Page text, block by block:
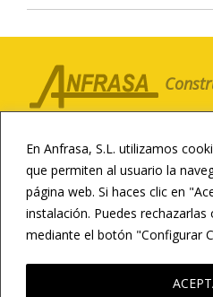
En Anfrasa, S.L. utilizamos
que permiten al usuario la
página web. Si haces clic en
instalación. Puedes
mediante el botón "Configurar
LA COMPAÑÍA
CONTACTO
CONSTRUCCIÓN
RESIDENCIAL Y